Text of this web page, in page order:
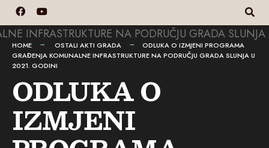
HOME OSTALI AKTI GRADA
ODLUKA O IZMJENI PROGRAMA
GRAĐENJA KOMUNALNE INFRASTRUKTURE NA PODRUČJU GRADA SLUNJA U
2021. GODINI
ODLUKA O
IZMJENI